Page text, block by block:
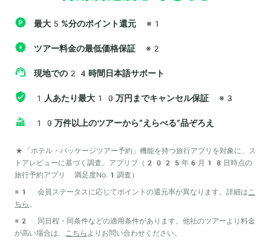
最大5%分のポイント還元 ※1
ツアー料金の最低価格保証 ※2
現地での24時間日本語サポート
1人あたり最大10万円までキャンセル保証 ※3
10万件以上のツアーから“えらべる”品ぞろえ
*「ホテル・パッケージツアー予約」機能を持つ旅行アプリを対象に、ス
トアレビューに基づく調査。アプリブ（2025年6月18日時点の
旅行予約アプリ 満足度No.1調査）
※1 会員ステータスに応じてポイントの還元率が異なります。詳細はこ
ちら 。
※2 同日程・同条件などの適用条件があります。他社のツアーより料金
が高い場合は、 こちら よりお問い合わせください。